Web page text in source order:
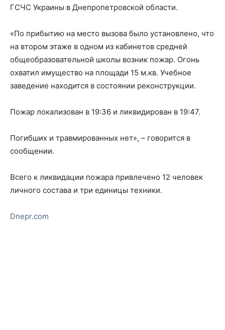
ГСЧС Украины в Днепропетровской области.
«По прибытию на место вызова было установлено, что
на втором этаже в одном из кабинетов средней
общеобразовательной школы возник пожар. Огонь
охватил имущество на площади 15 м.кв. Учебное
заведение находится в состоянии реконструкции.
Пожар локализован в 19:36 и ликвидирован в 19:47.
Погибших и травмированных нет», – говорится в
сообщении.
Всего к ликвидации пожара привлечено 12 человек
личного состава и три единицы техники.
Dnepr.com